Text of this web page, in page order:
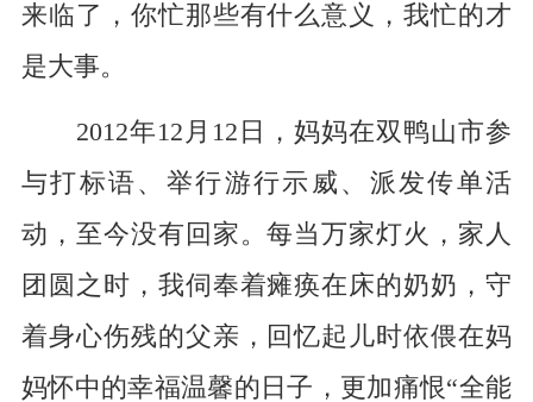
来临了，你忙那些有什么意义，我忙的才
是大事。
2012年12月12日，妈妈在双鸭山市参
与打标语、举行游行示威、派发传单活
动，至今没有回家。每当万家灯火，家人
团圆之时，我伺奉着瘫痪在床的奶奶，守
着身心伤残的父亲，回忆起儿时依偎在妈
妈怀中的幸福温馨的日子，更加痛恨“全能